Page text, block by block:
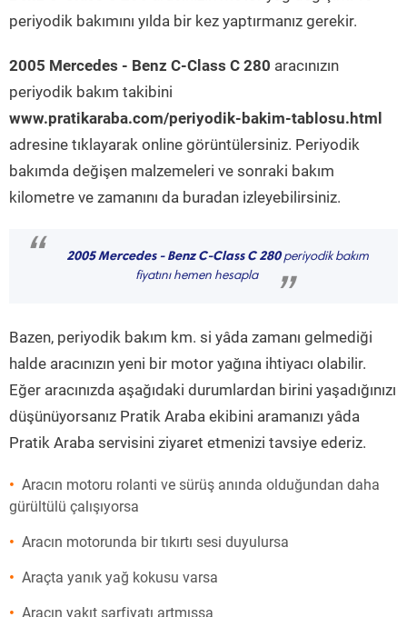
periyodik bakımını yılda bir kez yaptırmanız gerekir.
2005 Mercedes - Benz C-Class C 280 aracınızın
periyodik bakım takibini
www.pratikaraba.com/periyodik-bakim-tablosu.html
adresine tıklayarak online görüntülersiniz. Periyodik
bakımda değişen malzemeleri ve sonraki bakım
kilometre ve zamanını da buradan izleyebilirsiniz.
“ 2005 Mercedes - Benz C-Class C 280periyodik bakım
fiyatını hemen hesapla
”
Bazen, periyodik bakım km. si yâda zamanı gelmediği
halde aracınızın yeni bir motor yağına ihtiyacı olabilir.
Eğer aracınızda aşağıdaki durumlardan birini yaşadığınızı
düşünüyorsanız Pratik Araba ekibini aramanızı yâda
Pratik Araba servisini ziyaret etmenizi tavsiye ederiz.
Aracın motoru rolanti ve sürüş anında olduğundan daha
gürültülü çalışıyorsa
Aracın motorunda bir tıkırtı sesi duyulursa
Araçta yanık yağ kokusu varsa
Aracın yakıt sarfiyatı artmışsa